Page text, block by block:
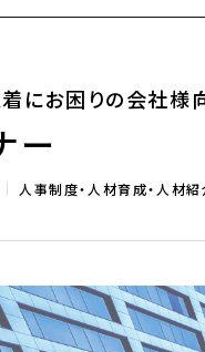
にお困りの会社様
ー
人事制度・人材育成・人材紹